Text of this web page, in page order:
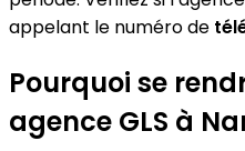
appelant le numéro de
Pourquoi se
agence GLS à